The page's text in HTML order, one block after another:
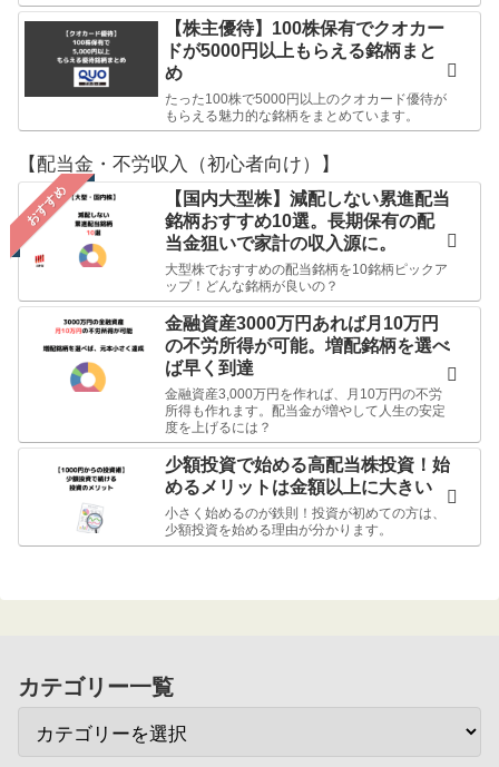
【株主優待】100株保有でクオカー
ドが5000円以上もらえる銘柄まと
め
たった100株で5000円以上のクオカード優待が
もらえる魅力的な銘柄をまとめています。
【配当金・不労収入（初心者向け）】
おすすめ
【国内大型株】減配しない累進配当
銘柄おすすめ10選。長期保有の配
当金狙いで家計の収入源に。
大型株でおすすめの配当銘柄を10銘柄ピックア
ップ！どんな銘柄が良いの？
金融資産3000万円あれば月10万円
の不労所得が可能。増配銘柄を選べ
ば早く到達
金融資産3,000万円を作れば、月10万円の不労
所得も作れます。配当金が増やして人生の安定
度を上げるには？
少額投資で始める高配当株投資！始
めるメリットは金額以上に大きい
小さく始めるのが鉄則！投資が初めての方は、
少額投資を始める理由が分かります。
カテゴリー一覧